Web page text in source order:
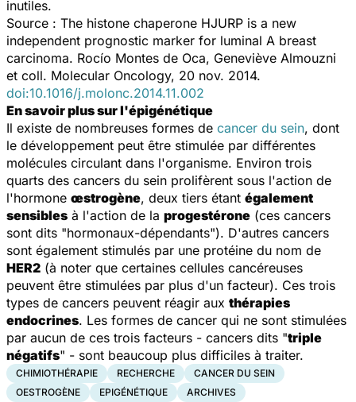
inutiles.
Source : The histone chaperone HJURP is a new
independent prognostic marker for luminal A breast
carcinoma. Rocío Montes de Oca, Geneviève Almouzni
et coll. Molecular Oncology, 20 nov. 2014.
doi:10.1016/j.molonc.2014.11.002
En savoir plus sur l'épigénétique
Il existe de nombreuses formes de cancer du sein, dont
le développement peut être stimulée par différentes
molécules circulant dans l'organisme. Environ trois
quarts des cancers du sein prolifèrent sous l'action de
l'hormone œstrogène, deux tiers étant également
sensibles à l'action de la progestérone (ces cancers
sont dits "hormonaux-dépendants"). D'autres cancers
sont également stimulés par une protéine du nom de
HER2 (à noter que certaines cellules cancéreuses
peuvent être stimulées par plus d'un facteur). Ces trois
types de cancers peuvent réagir aux thérapies
endocrines. Les formes de cancer qui ne sont stimulées
par aucun de ces trois facteurs - cancers dits "triple
négatifs" - sont beaucoup plus difficiles à traiter.
CHIMIOTHÉRAPIE RECHERCHE
CANCER DU SEIN
OESTROGÈNE
EPIGÉNÉTIQUE ARCHIVES